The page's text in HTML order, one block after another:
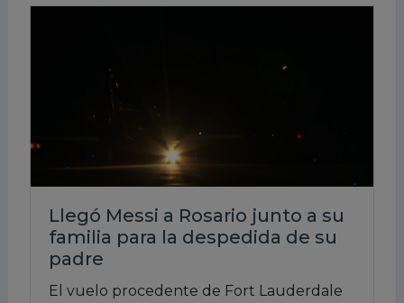
Llegó Messi a Rosario junto a su
familia para la despedida de su
padre
El vuelo procedente de Fort Lauderdale